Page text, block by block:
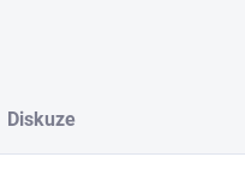
Diskuze